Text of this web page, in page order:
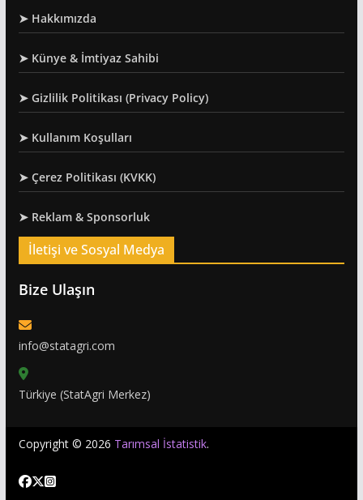
➤ Hakkımızda
➤ Künye & İmtiyaz Sahibi
➤ Gizlilik Politikası (Privacy Policy)
➤ Kullanım Koşulları
➤ Çerez Politikası (KVKK)
➤ Reklam & Sponsorluk
İletişi ve Sosyal Medya
Bize Ulaşın
info@statagri.com
Türkiye (StatAgri Merkez)
Copyright © 2026 Tarımsal İstatistik.